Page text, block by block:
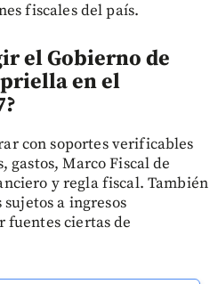
fiscales del país.
el Gobierno de
en el
con soportes verificables
gastos, Marco Fiscal de
y regla fiscal. También
a ingresos
fuentes ciertas de